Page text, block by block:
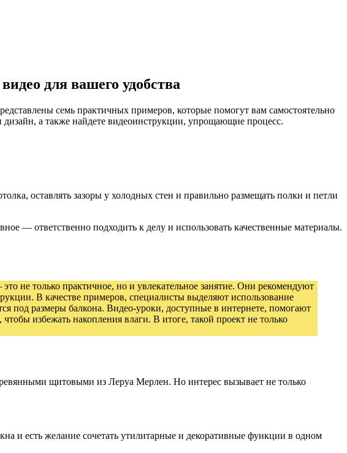
для вашего удобства
семь практичных примеров, которые помогут вам самостоятельно
а также найдете видеоинструкции, упрощающие процесс.
оставлять зазоры у холодных стен и правильно размещать полки и петли
— ответственно подходить к делу и использовать качественные материалы.
не только практичное, но и увлекательное занятие. Они рекомендуют
В качестве примеров, специалисты выделяют использование
под размеры балкона. Видео-уроки, доступные в интернете, помогают
избежать накопления влаги. В итоге, такой проект не только
щитовыми из Леруа Мерлен. Но интерес вызывает не только
и есть желание сочетать утилитарные и декоративные функции в одном